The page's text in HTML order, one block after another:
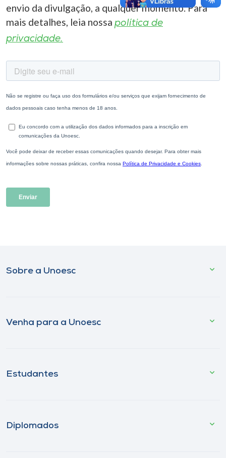
envio da divulgação, a qualquer momento. Para
mais detalhes, leia nossa política de
privacidade.
Sobre a Unoesc
Venha para a Unoesc
Estudantes
Diplomados